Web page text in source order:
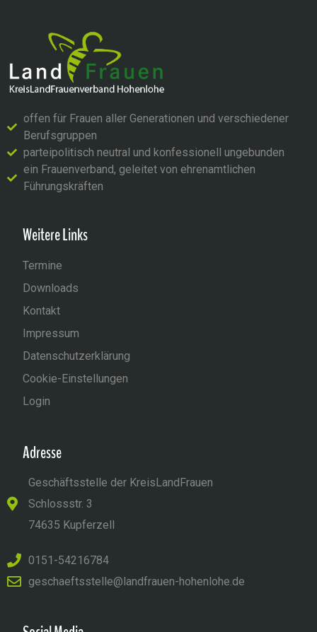
offen für Frauen aller Generationen und verschiedener
Berufsgruppen
parteipolitisch neutral und konfessionell ungebunden
ein Frauenverband, geleitet von ehrenamtlichen
Führungskräften
Weitere Links
Termine
Downloads
Kontakt
Impressum
Datenschutzerklärung
Cookie-Einstellungen
Login
Adresse
Geschäftsstelle der KreisLandFrauen
Schlossstr. 3
74635 Kupferzell
0151-54216784
geschaeftsstelle@landfrauen-hohenlohe.de